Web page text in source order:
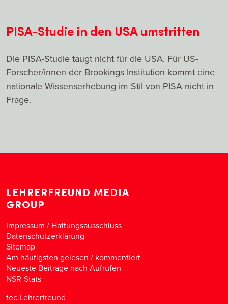
PISA-Studie in den USA umstritten
Die PISA-Studie taugt nicht für die USA. Für US-
Forscher/innen der Brookings Institution kommt eine
nationale Wissenserhebung im Stil von PISA nicht in
Frage.
LEHRERFREUND MEDIA
GROUP
Impressum / Haftungsausschluss
Datenschutzerklärung
Sitemap
Am häufigsten gelesen / kommentiert
Neueste Beiträge nach Aufrufen
NSR-Stats
tec.Lehrerfreund